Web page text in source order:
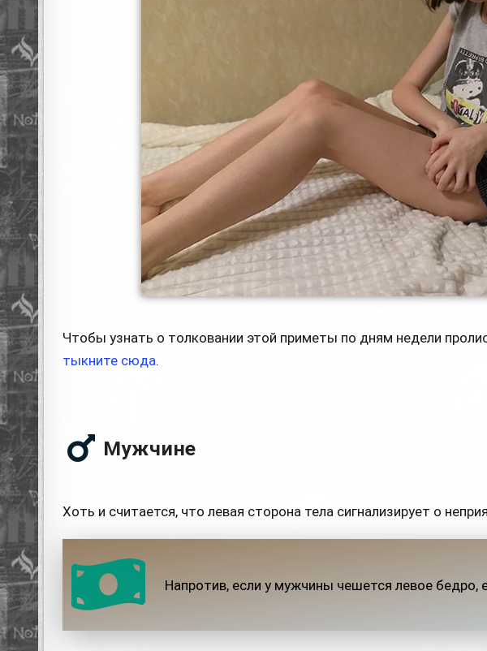
Чтобы узнать о толковании этой приметы по дням недели
тыкните сюда.
Мужчине
Хоть и считается, что левая сторона тела сигнализирует о
Напротив, если у мужчины чешется левое